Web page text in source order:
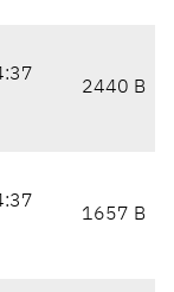
2440 B
1657 B